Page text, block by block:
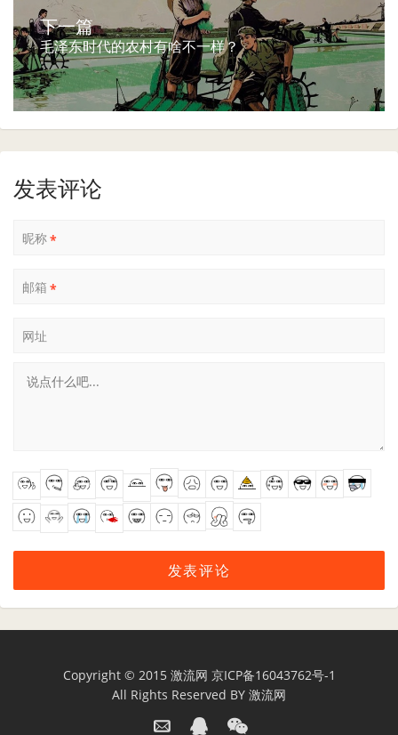
下一篇
毛泽东时代的农村有啥不一样？
发表评论
昵称*
邮箱 *
网址
Copyright © 2015 激流网 京ICP备16043762号-1
All Rights Reserved BY 激流网